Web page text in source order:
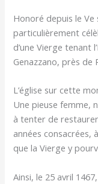
Honoré depuis le Ve
particulièrement
d’une Vierge tenant
Genazzano, près de
L’église sur cette
Une pieuse femme,
à tenter de
années consacrées,
que la Vierge y
Ainsi, le 25 avril